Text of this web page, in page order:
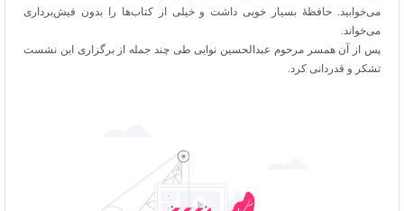
می‌خوابید. حافظۀ بسیار خوبی داشت و خیلی از کتاب‌ها را بدون فیش‌برداری
می‌خواند.
پس از آن همسر مرحوم عبدالحسین نوایی طی چند جمله از برگزاری این نشست
تشکر و قدردانی کرد.